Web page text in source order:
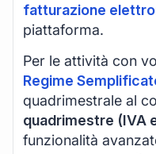
fatturazione
piattaforma.
Per le attività con
Regime
quadrimestrale al
quadrimestre (IVA
funzionalità